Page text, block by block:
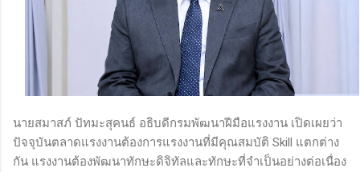
นายสมาสภ์ ปัทมะสุคนธ์ อธิบดีกรมพัฒนาฝีมือแรงงาน เปิดเผยว่า
ปัจจุบันตลาดแรงงานต้องการแรงงานที่มีคุณสมบัติ Skill แตกต่าง
กัน แรงงานต้องพัฒนาทักษะดิจิทัลและทักษะที่จำเป็นอย่างต่อเนื่อง